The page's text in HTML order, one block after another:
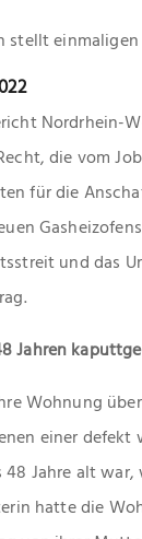
stellt
Nordrhein-
die vom
für die
und das
Jahren
Wohnung
einer defekt
Jahre alt
hatte die